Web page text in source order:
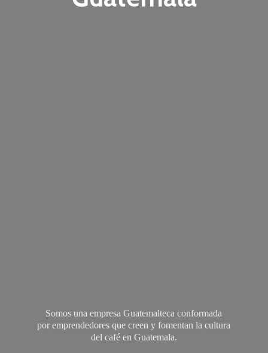
Somos una empresa Guatemalteca conformada
por emprendedores que creen y fomentan la cultura
del café en Guatemala.